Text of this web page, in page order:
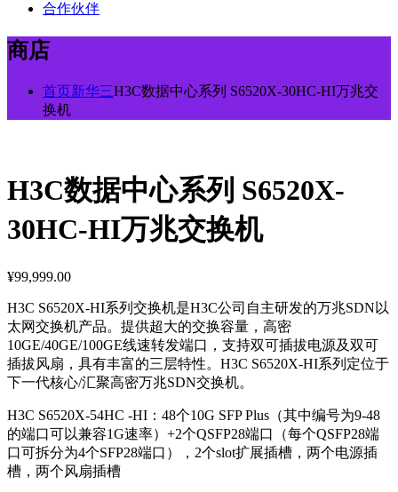
合作伙伴
商店
首页新华三H3C数据中心系列 S6520X-30HC-HI万兆交
换机
H3C数据中心系列 S6520X-
30HC-HI万兆交换机
¥99,999.00
H3C S6520X-HI系列交换机是H3C公司自主研发的万兆SDN以
太网交换机产品。提供超大的交换容量，高密
10GE/40GE/100GE线速转发端口，支持双可插拔电源及双可
插拔风扇，具有丰富的三层特性。H3C S6520X-HI系列定位于
下一代核心/汇聚高密万兆SDN交换机。
H3C S6520X-54HC -HI：48个10G SFP Plus（其中编号为9-48
的端口可以兼容1G速率）+2个QSFP28端口（每个QSFP28端
口可拆分为4个SFP28端口），2个slot扩展插槽，两个电源插
槽，两个风扇插槽